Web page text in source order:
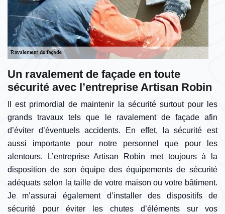
Un ravalement de façade en toute
sécurité avec l’entreprise Artisan Robin
Il est primordial de maintenir la sécurité surtout pour les
grands travaux tels que le ravalement de façade afin
d’éviter d’éventuels accidents. En effet, la sécurité est
aussi importante pour notre personnel que pour les
alentours. L’entreprise Artisan Robin met toujours à la
disposition de son équipe des équipements de sécurité
adéquats selon la taille de votre maison ou votre bâtiment.
Je m’assurai également d’installer des dispositifs de
sécurité pour éviter les chutes d’éléments sur vos